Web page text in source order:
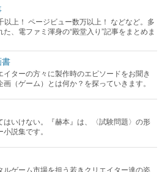
イターの方々に製作時のエピソードをお聞き
画（ゲーム）とは何か？を探っていきます。
はいけない。『赫本』は、〈試験問題〉の形
説集です。
ルゲーム市場を担う若きクリエイター達の姿
ツと情熱を探っていきます。
家たち